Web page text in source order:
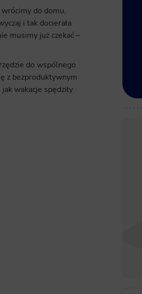
do domu.
i tak docierała
musimy już czekać –
do wspólnego
z bezproduktywnym
wakacje spędziły